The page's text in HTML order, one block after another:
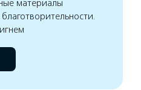
материалы